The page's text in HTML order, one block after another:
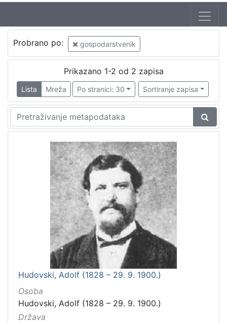
Probrano po: gospodarstvenik
Prikazano 1-2 od 2 zapisa
Lista Mreža Po stranici: 30 Sortiranje zapisa
Hudovski, Adolf (1828 – 29. 9. 1900.)
Osoba
Hudovski, Adolf (1828 – 29. 9. 1900.)
Država